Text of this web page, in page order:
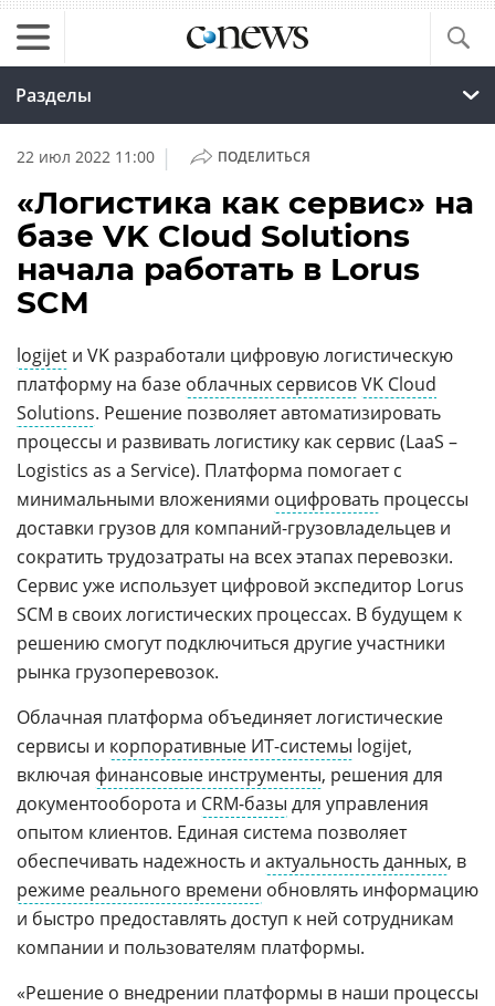
Разделы
22 июл 2022 11:00 | ПОДЕЛИТЬСЯ
«Логистика как сервис» на
базе VK Cloud Solutions
начала работать в Lorus
SCM
logijet и VK разработали цифровую логистическую
платформу на базе облачных сервисовVK Cloud
Solutions. Решение позволяет автоматизировать
процессы и развивать логистику как сервис (LaaS –
Logistics as a Service). Платформа помогает с
минимальными вложениями оцифровать процессы
доставки грузов для компаний-грузовладельцев и
сократить трудозатраты на всех этапах перевозки.
Сервис уже использует цифровой экспедитор Lorus
SCM в своих логистических процессах. В будущем к
решению смогут подключиться другие участники
рынка грузоперевозок.
Облачная платформа объединяет логистические
сервисы и корпоративные ИТ-системы logijet,
включая финансовые инструменты, решения для
документооборота и CRM-базы для управления
опытом клиентов. Единая система позволяет
обеспечивать надежность и актуальность данных, в
режиме реального времени обновлять информацию
и быстро предоставлять доступ к ней сотрудникам
компании и пользователям платформы.
«Решение о внедрении платформы в наши процессы